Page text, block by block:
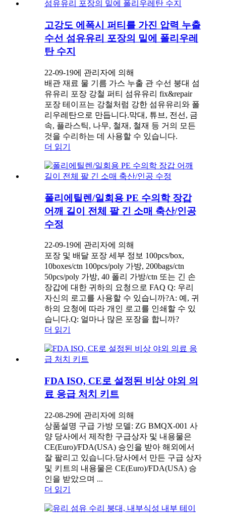
고강도 에폭시 퍼티를 가진 압력 누출
수선 섬유유리 포장의 밑에 폴리우레
탄 수지
22-09-19에 관리자에 의해
배관 재료 물 기름 가스 누출 관 수선 붕대 섬
유유리 포장 강철 퍼티 섬유유리 fix&repair
포장 테이프는 강철처럼 강한 섬유유리와 폴
리우레탄으로 만듭니다.막대, 튜브, 전선, 금
속, 플라스틱, 나무, 철재, 철재 등 거의 모든
것을 수리하는 데 사용할 수 있습니다.
더 읽기
폴리에틸렌/일회용 PE 수의학 장갑
어깨 길이 전체 팔 긴 소매 축산/인공
수정
22-09-19에 관리자에 의해
포장 및 배달 포장 세부 정보 100pcs/box,
10boxes/ctn 100pcs/poly 가방, 200bags/ctn
50pcs/poly 가방, 40 폴리 가방/ctn 또는 긴 손
장갑에 대한 귀하의 요청으로 FAQ Q: 우리
자신의 로고를 사용할 수 있습니까?A: 예, 귀
하의 요청에 따라 개인 로고를 인쇄할 수 있
습니다.Q: 얼마나 많은 포장을 합니까?
더 읽기
FDA ISO, CE로 설정된 비상 야외 의
료 응급 처치 키트
22-08-29에 관리자에 의해
상품설명 구급 가방 모델: ZG BMQX-001 사
양 당사에서 제작한 구급상자 및 내용물은
CE(Euro)/FDA(USA) 승인을 받아 해외에서
잘 팔리고 있습니다.당사에서 만든 구급 상자
및 키트의 내용물은 CE(Euro)/FDA(USA) 승
인을 받았으며 ...
더 읽기